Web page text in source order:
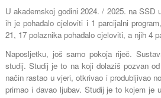
U akademskoj godini 2024. / 2025. na SSD
ih je pohađalo cjeloviti i 1 parcijalni
21, 17 polaznika pohađalo cjeloviti, a njih 4
Naposljetku, još samo pokoja riječ.
studij. Studij je to na koji dolaziš pozvan
način rastao u vjeri, otkrivao i produbljivao
primao i davao ljubav. Studij je to kojem je